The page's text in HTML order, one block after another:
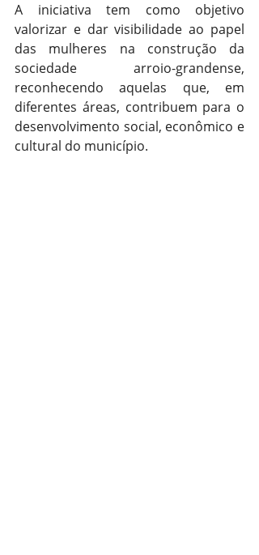
A iniciativa tem como objetivo
valorizar e dar visibilidade ao papel
das mulheres na construção da
sociedade arroio-grandense,
reconhecendo aquelas que, em
diferentes áreas, contribuem para o
desenvolvimento social, econômico e
cultural do município.